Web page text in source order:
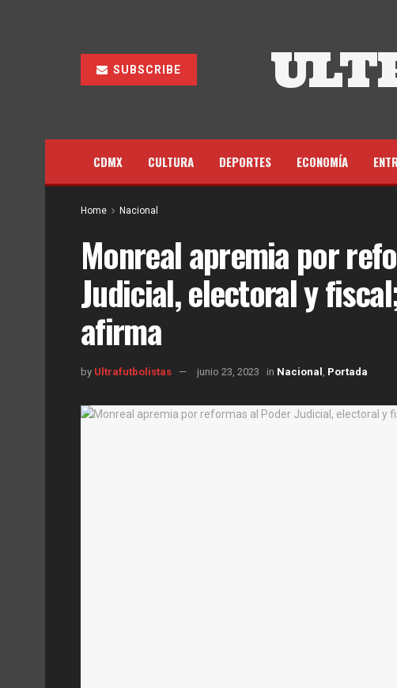
SUBSCRIBE
CDMX CULTURA DEPORTES ECONOMÍA
Home Nacional
Monreal apremia por
Judicial, electoral y
afirma
by Ultrafutbolistas junio 23, 2023 in Nacional Portada